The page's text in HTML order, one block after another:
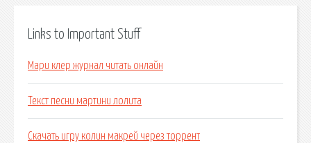
Links to Important Stuff
Мари клер журнал читать онлайн
Текст песни мартини лолита
Скачать игру колин макрей через торрент